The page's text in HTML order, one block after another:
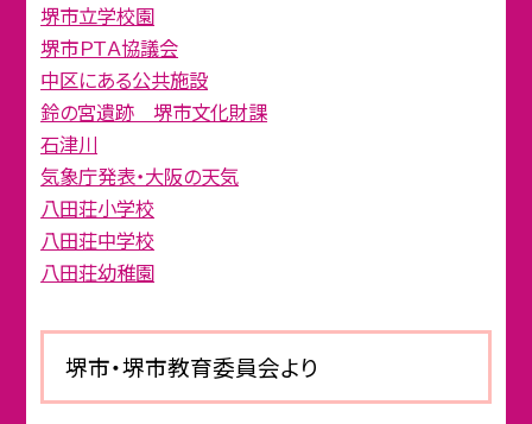
堺市立学校園
堺市ＰＴＡ協議会
中区にある公共施設
鈴の宮遺跡 堺市文化財課
石津川
気象庁発表・大阪の天気
八田荘小学校
八田荘中学校
八田荘幼稚園
堺市・堺市教育委員会より